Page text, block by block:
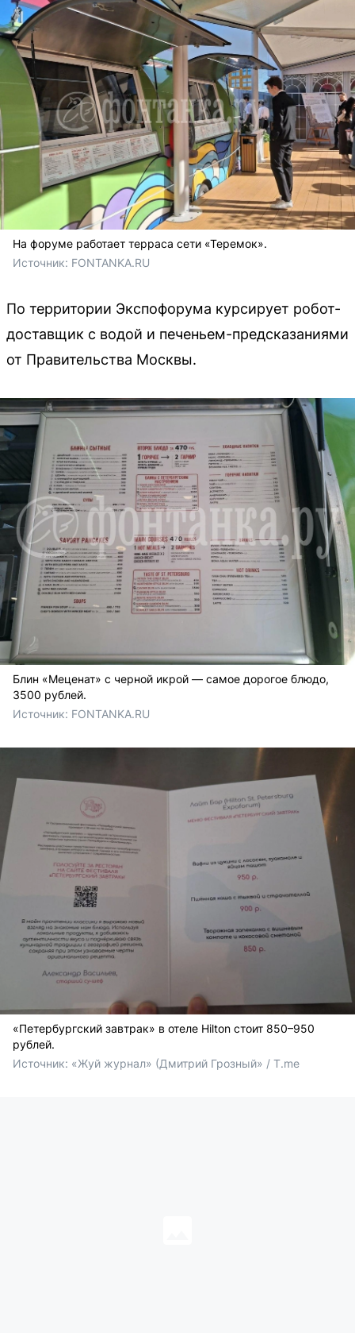
На форуме работает терраса сети «Теремок».
Источник: FONTANKA.RU
По территории Экспофорума курсирует робот-
доставщик с водой и печеньем-предсказаниями
от Правительства Москвы.
Блин «Меценат» с черной икрой — самое дорогое блюдо,
3500 рублей.
Источник: FONTANKA.RU
«Петербургский завтрак» в отеле Hilton стоит 850–950
рублей.
Источник: «Жуй журнал» (Дмитрий Грозный» / T.me